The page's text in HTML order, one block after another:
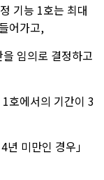
기능 1호는 최대
어가고,
임의로 결정하고
호에서의 기간이 3
미만인 경우」